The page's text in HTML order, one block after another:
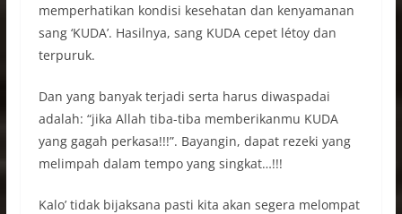
memperhatikan kondisi kesehatan dan kenyamanan
sang ‘KUDA’. Hasilnya, sang KUDA cepet létoy dan
terpuruk.
Dan yang banyak terjadi serta harus diwaspadai
adalah: “jika Allah tiba-tiba memberikanmu KUDA
yang gagah perkasa!!!”. Bayangin, dapat rezeki yang
melimpah dalam tempo yang singkat…!!!
Kalo’ tidak bijaksana pasti kita akan segera melompat